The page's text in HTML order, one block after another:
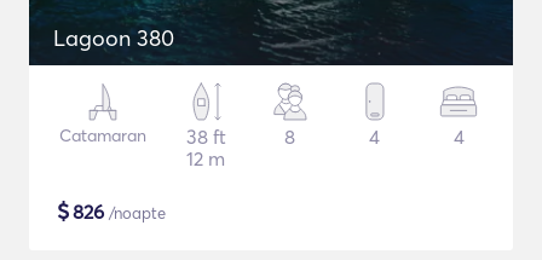
Lagoon 380
Catamaran
38 ft
12 m
8 4 4
$826 /noapte